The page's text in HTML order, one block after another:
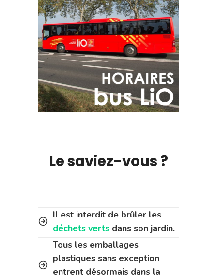
Le saviez-vous ?
Il est interdit de brûler les
déchets verts dans son jardin.
Tous les emballages
plastiques sans exception
entrent désormais dans la